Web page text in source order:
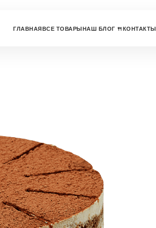
ГЛАВНАЯВСЕ ТОВАРЫНАШ БЛОГ 🍴КОНТАКТЫ